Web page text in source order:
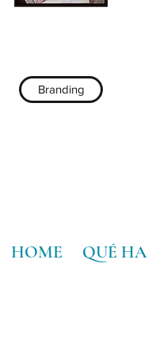
Branding
HOME QUÉ